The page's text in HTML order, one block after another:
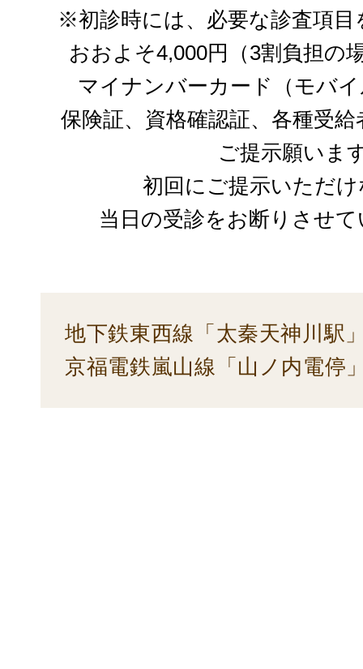
※初診時には、必要な診査項
おおよそ4,000円（3割負担の
マイナンバーカード（モバ
保険証、資格確認証、各種受
ご提示願いま
初回にご提示いただ
当日の受診をお断りさせ
地下鉄東西線「太秦天神川駅
京福電鉄嵐山線「山ノ内電停